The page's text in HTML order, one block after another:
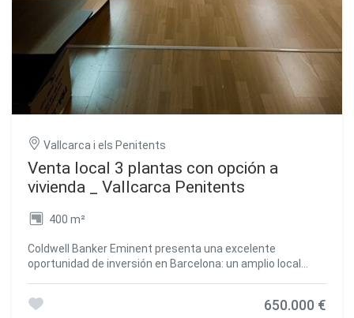
Vallcarca i els Penitents
Venta local 3 plantas con opción a
vivienda _ Vallcarca Penitents
400 m²
Coldwell Banker Eminent presenta una excelente
oportunidad de inversión en Barcelona: un amplio local
conectados entre sí, lo que permite múltiples usos y650.000 €